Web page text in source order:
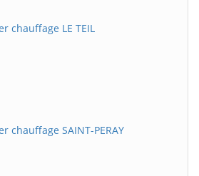
chauffage LE TEIL
chauffage SAINT-PERAY